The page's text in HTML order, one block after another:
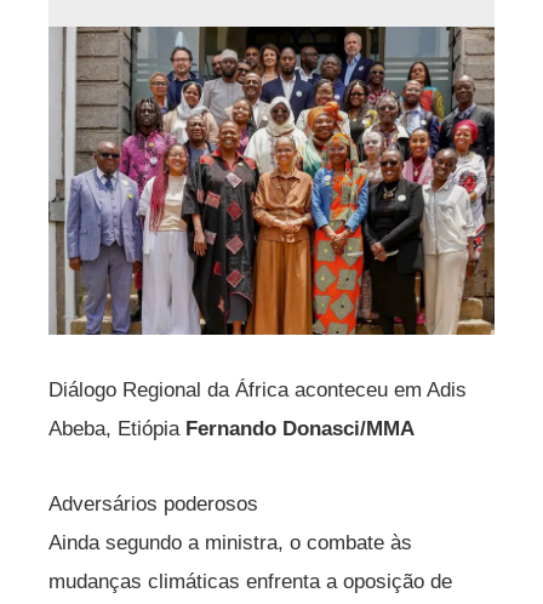
Diálogo Regional da África aconteceu em Adis
Abeba, Etiópia Fernando Donasci/MMA
Adversários poderosos
Ainda segundo a ministra, o combate às
mudanças climáticas enfrenta a oposição de